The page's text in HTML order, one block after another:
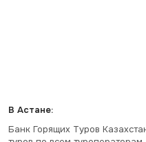
В Астане:
Банк Горящих Туров